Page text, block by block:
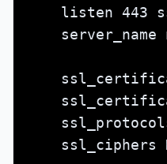
listen 443
server_name
ssl_ciphers